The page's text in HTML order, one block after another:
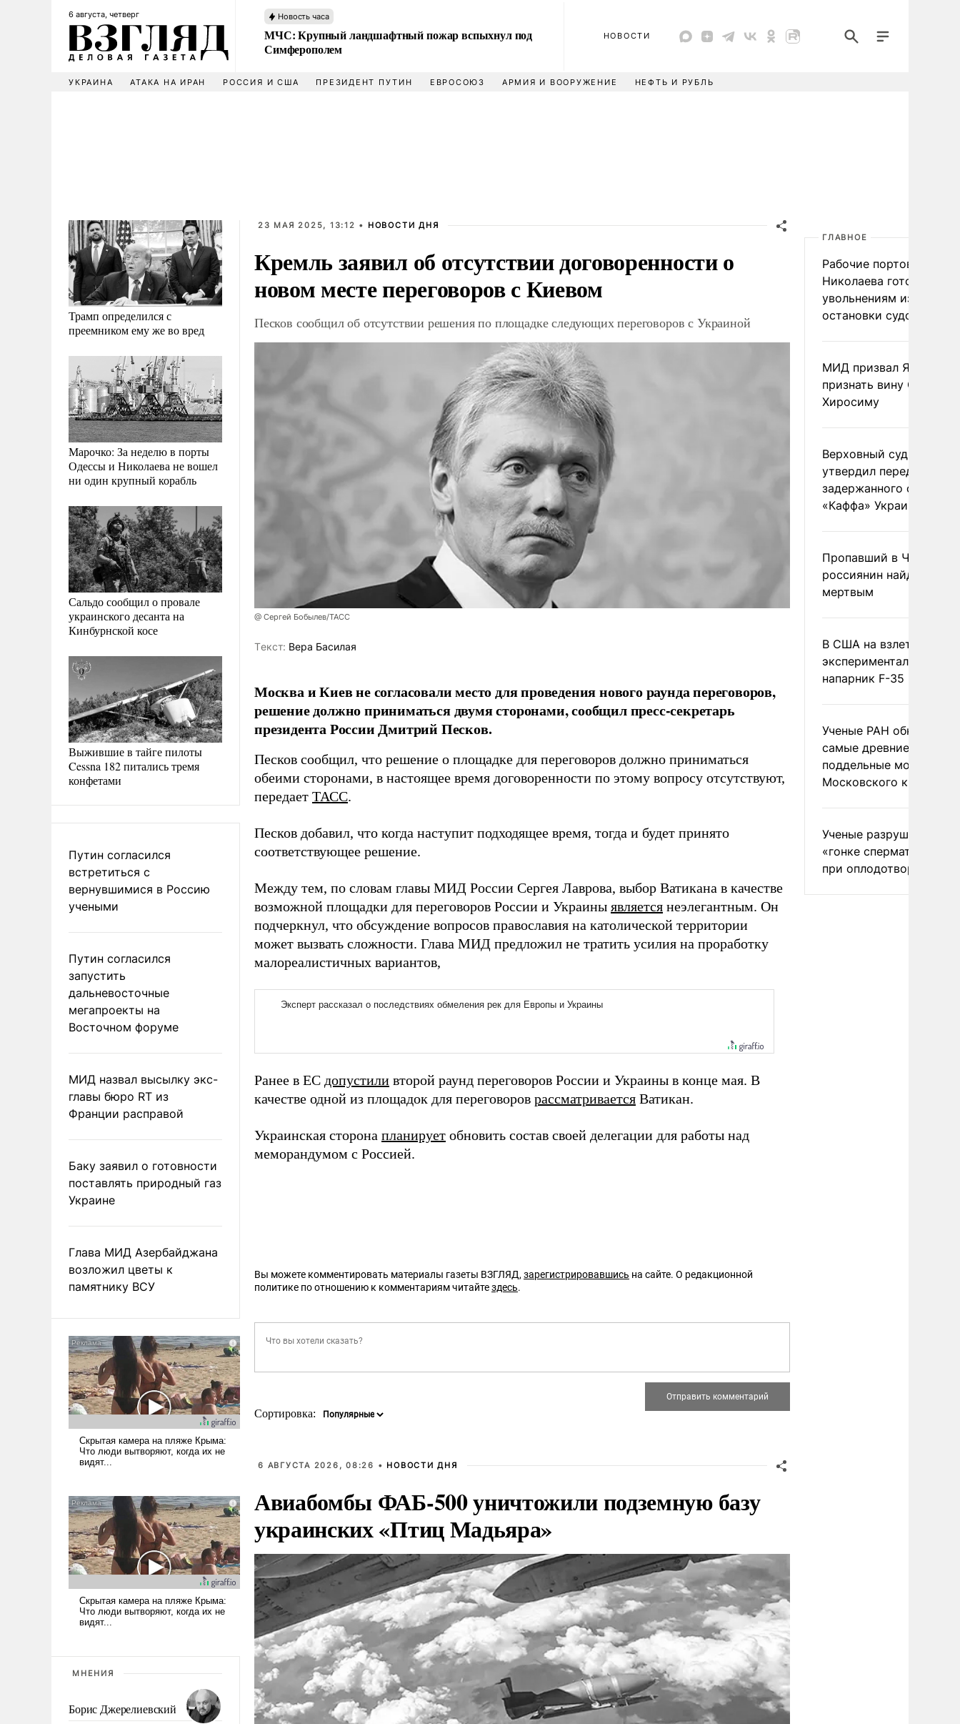
6 августа, четверг Новость часа
МЧС: Крупный ландшафтный пожар вспыхнул под
Симферополем
НОВОСТИ
УКРАИНА АТАКА НА ИРАН РОССИЯ И США ПРЕЗИДЕНТ ПУТИН ЕВРОСОЮЗ АРМИЯ И ВООРУЖЕНИЕ НЕФТЬ И РУБЛЬ
Трамп определился с
преемником ему же во вред
Марочко: За неделю в порты
Одессы и Николаева не вошел
ни один крупный корабль
Сальдо сообщил о провале
украинского десанта на
Кинбурнской косе
Выжившие в тайге пилоты
Cessna 182 питались тремя
конфетами
Путин согласился
встретиться с
вернувшимися в Россию
учеными
Путин согласился
запустить
дальневосточные
мегапроекты на
Восточном форуме
МИД назвал высылку экс-
главы бюро RT из
Франции расправой
Баку заявил о готовности
поставлять природный газ
Украине
Глава МИД Азербайджана
возложил цветы к
памятнику ВСУ
МНЕНИЯ
Борис Джерелиевский
23 МАЯ 2025, 13:12 • НОВОСТИ ДНЯ
Кремль заявил об отсутствии договоренности о
новом месте переговоров с Киевом
Песков сообщил об отсутствии решения по площадке следующих переговоров с Украиной
@ Сергей Бобылев/ТАСС
Tекст: Вера Басилая
Москва и Киев не согласовали место для проведения нового раунда переговоров,
решение должно приниматься двумя сторонами, сообщил пресс-секретарь
президента России Дмитрий Песков.
Песков сообщил, что решение о площадке для переговоров должно приниматься
обеими сторонами, в настоящее время договоренности по этому вопросу отсутствуют,
передает ТАСС.
Песков добавил, что когда наступит подходящее время, тогда и будет принято
соответствующее решение.
Между тем, по словам главы МИД России Сергея Лаврова, выбор Ватикана в качестве
возможной площадки для переговоров России и Украины является неэлегантным. Он
подчеркнул, что обсуждение вопросов православия на католической территории
может вызвать сложности. Глава МИД предложил не тратить усилия на проработку
малореалистичных вариантов,
Ранее в ЕС допустили второй раунд переговоров России и Украины в конце мая. В
качестве одной из площадок для переговоров рассматривается Ватикан.
Украинская сторона планирует обновить состав своей делегации для работы над
меморандумом с Россией.
Вы можете комментировать материалы газеты ВЗГЛЯД,зарегистрировавшись на сайте. О редакционной
политике по отношению к комментариям читайтездесь.
Сортировка:
6 АВГУСТА 2026, 08:26 • НОВОСТИ ДНЯ
Авиабомбы ФАБ-500 уничтожили подземную базу
украинских «Птиц Мадьяра»
ГЛАВНОЕ
Рабочие портов
Николаева готовятся к
увольнениям из-за
остановки судоходства
МИД призвал Японию
признать вину США за
Хиросиму
Верховный суд Швеции
утвердил передачу
задержанного
«Каффа» Украине
Пропавший в
россиянин найден
мертвым
В США на взлете
экспериментальный
напарник F-35
Ученые РАН
самые древние
поддельные монеты
Московского
Ученые разрушили миф
«гонке
при оплодотворении